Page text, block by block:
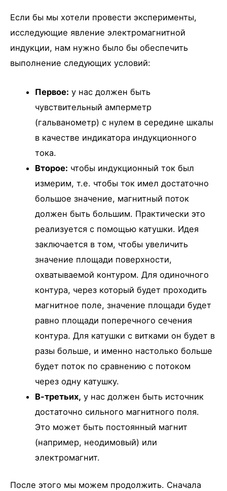
Если бы мы хотели провести эксперименты,
исследующие явление электромагнитной
индукции, нам нужно было бы обеспечить
выполнение следующих условий:
Первое: у нас должен быть
чувствительный амперметр
(гальванометр) с нулем в середине шкалы
в качестве индикатора индукционного
тока.
Второе: чтобы индукционный ток был
измерим, т.е. чтобы ток имел достаточно
большое значение, магнитный поток
должен быть большим. Практически это
реализуется с помощью катушки. Идея
заключается в том, чтобы увеличить
значение площади поверхности,
охватываемой контуром. Для одиночного
контура, через который будет проходить
магнитное поле, значение площади будет
равно площади поперечного сечения
контура. Для катушки с витками он будет в
разы больше, и именно настолько больше
будет поток по сравнению с потоком
через одну катушку.
В-третьих, у нас должен быть источник
достаточно сильного магнитного поля.
Это может быть постоянный магнит
(например, неодимовый) или
электромагнит.
После этого мы можем продолжить. Сначала